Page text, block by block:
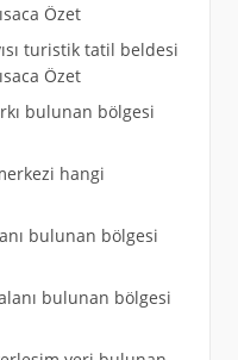
Özet
turistik tatil beldesi
Özet
bulunan bölgesi
hangi
bulunan bölgesi
bulunan bölgesi